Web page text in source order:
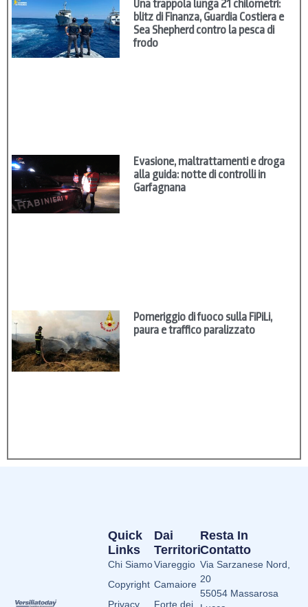
Una trappola lunga 21 chilometri:
blitz di Finanza, Guardia Costiera e
Sea Shepherd contro la pesca di
frodo
Evasione, maltrattamenti e droga
alla guida: notte di controlli in
Garfagnana
Pomeriggio di fuoco sulla FiPiLi,
paura e traffico paralizzato
Dai
Territori
Viareggio
Camaiore
Forte dei
Quick
Links
Chi Siamo
Copyright
Privacy
Resta In
Contatto
Via Sarzanese Nord,
20
55054 Massarosa